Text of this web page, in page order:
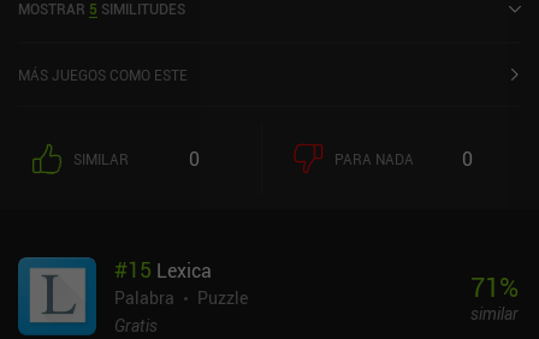
MOSTRAR 5 SIMILITUDES
MÁS JUEGOS COMO ESTE
SIMILAR 0 PARA NADA 0
#15 Lexica
Palabra
Puzzle
Gratis
71%
similar